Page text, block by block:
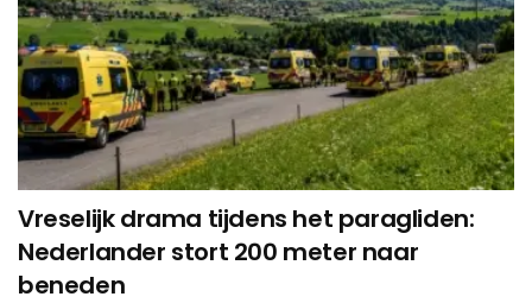
Vreselijk drama tijdens het paragliden:
Nederlander stort 200 meter naar
beneden